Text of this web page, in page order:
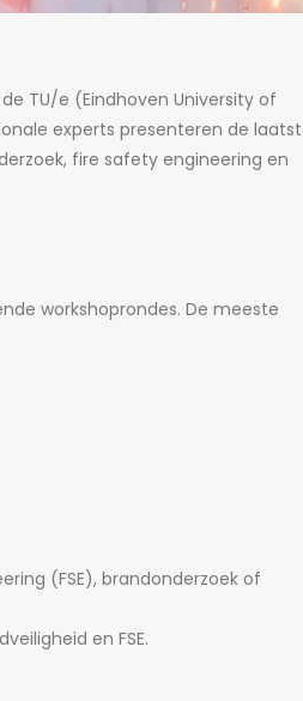
TU/e (Eindhoven University of
experts presenteren de
fire safety engineering en
workshoprondes. De meeste
(FSE), brandonderzoek of
en FSE.